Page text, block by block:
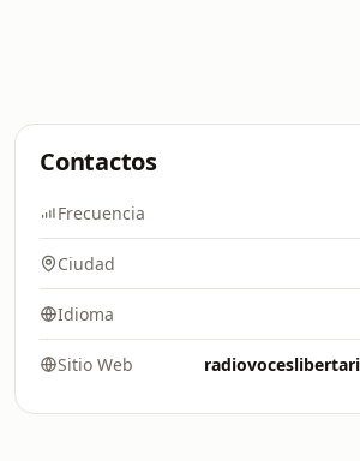
Contactos
Frecuencia
Ciudad
Idioma
Sitio Web